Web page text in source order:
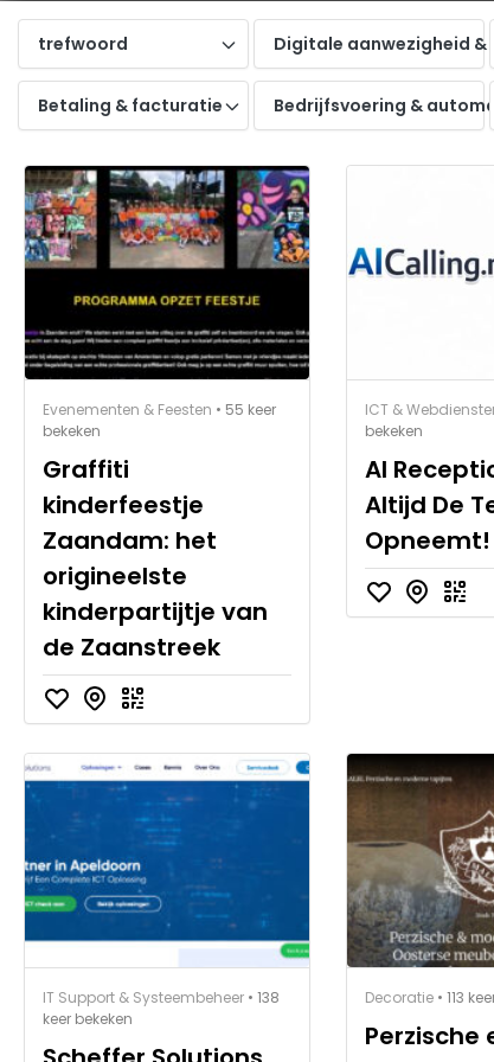
trefwoord Digitale aanwezigheid
Betaling & facturatie Bedrijfsvoering &
Evenementen & Feesten • 55 keer
bekeken
Graffiti
kinderfeestje
Zaandam: het
origineelste
kinderpartijtje van
de Zaanstreek
ICT &
bekeken
AI
Altijd De
Opneemt!
IT Support & Systeembeheer • 138
keer bekeken
Decoratie• 113
Perzische